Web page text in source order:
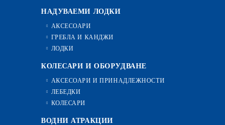
НАДУВАЕМИ ЛОДКИ
АКСЕСОАРИ
ГРЕБЛА И КАНДЖИ
ЛОДКИ
КОЛЕСАРИ И ОБОРУДВАНЕ
АКСЕСОАРИ И ПРИНАДЛЕЖНОСТИ
ЛЕБЕДКИ
КОЛЕСАРИ
ВОДНИ АТРАКЦИИ